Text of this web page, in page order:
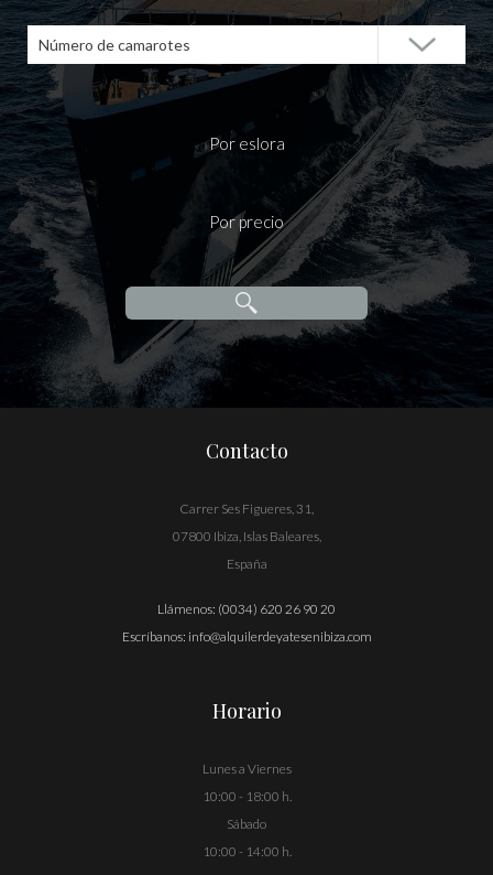
Número de camarotes
Por eslora
Por precio
Contacto
Carrer Ses Figueres, 31,
07800 Ibiza, Islas Baleares,
España
Llámenos: (0034) 620 26 90 20
Escríbanos: info@alquilerdeyatesenibiza.com
Horario
Lunes a Viernes
10:00 - 18:00 h.
Sábado
10:00 - 14:00 h.